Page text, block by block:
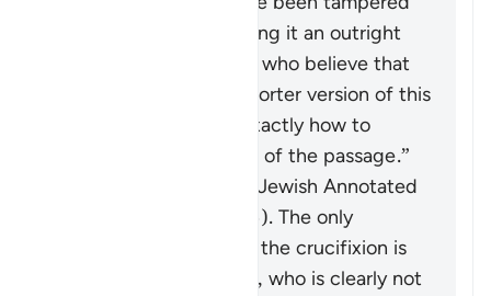
with, with some declaring it an outright
forgery. Those scholars who believe that
there was an original shorter version of this
text “disagree about exactly how to
reconstruct the original of the passage.”
The Jewish Annotated
, p. 576). The only
remaining testimony to the crucifixion is
from the letters of Paul, who is clearly not